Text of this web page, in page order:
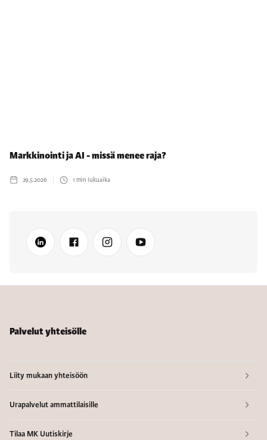
Markkinointi ja AI - missä menee raja?
29.5.2026 1 min lukuaika
Palvelut yhteisölle
Liity mukaan yhteisöön
Urapalvelut ammattilaisille
Tilaa MK Uutiskirje